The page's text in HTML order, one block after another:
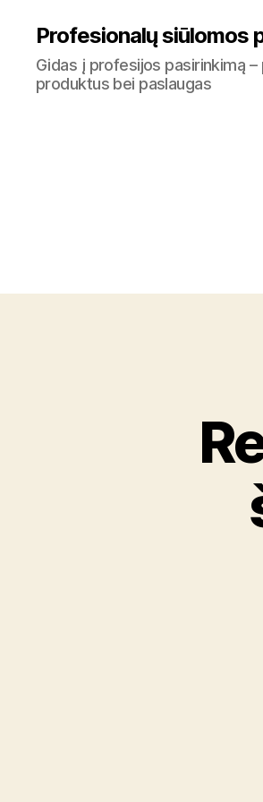
Profesionalų siūlomos
Gidas į profesijos pasirinkimą
produktus bei paslaugas